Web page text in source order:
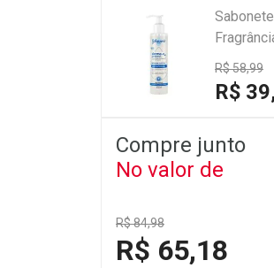
R$ 58,99
R$
Compre junto
No valor de
R$ 84,98
R$ 65,18